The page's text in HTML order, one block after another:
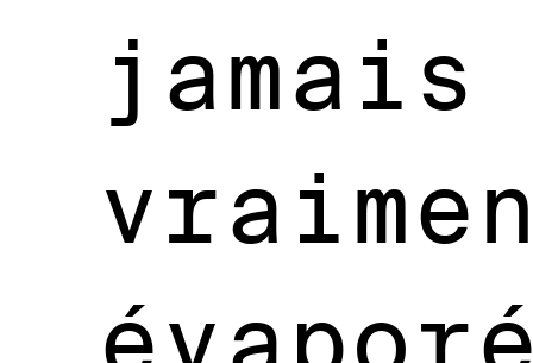
jamais